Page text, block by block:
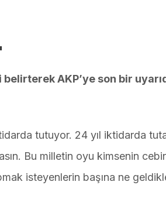
AKP’ye son bir
tutuyor. 24 yıl iktidarda
Bu milletin oyu kimsenin
isteyenlerin başına ne